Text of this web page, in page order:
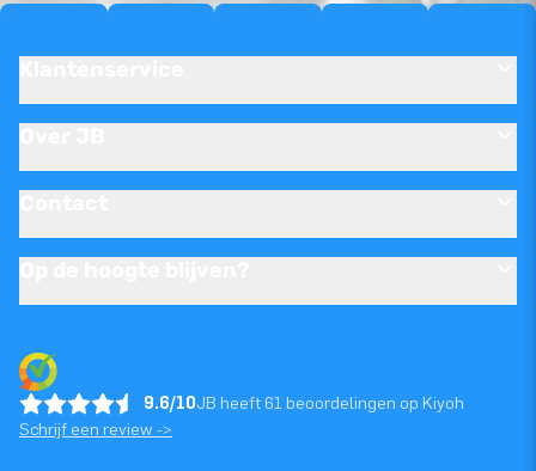
9.6/10JB heeft 61 beoordelingen op Kiyoh
Schrijf een review ->